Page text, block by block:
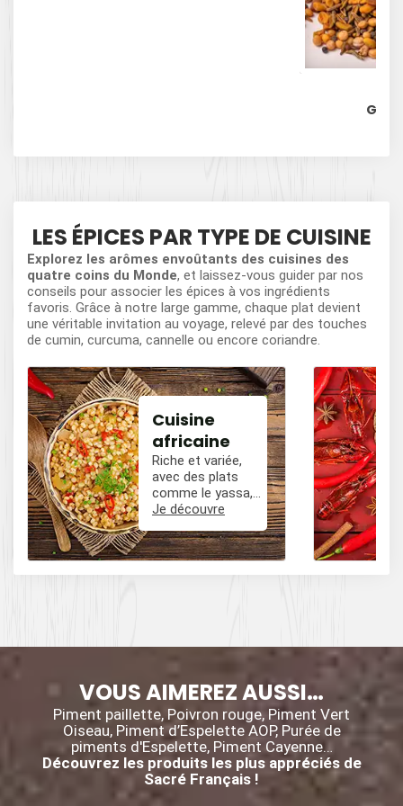
LES ÉPICES PAR TYPE DE CUISINE
Explorez les arômes envoûtants des cuisines des
quatre coins du Monde, et laissez-vous guider par nos
conseils pour associer les épices à vos ingrédients
favoris. Grâce à notre large gamme, chaque plat devient
une véritable invitation au voyage, relevé par des touches
de cumin, curcuma, cannelle ou encore coriandre.
Cuisine
africaine
Riche et variée,
avec des plats
comme le yassa,
le poulet mafé, et
épicées avec du
poivre, du cumin,
et des piments.
Je découvre
VOUS AIMEREZ AUSSI…
Piment paillette, Poivron rouge, Piment Vert
Oiseau, Piment d’Espelette AOP, Purée de
piments d'Espelette, Piment Cayenne…
Découvrez les produits les plus appréciés de
Sacré Français !